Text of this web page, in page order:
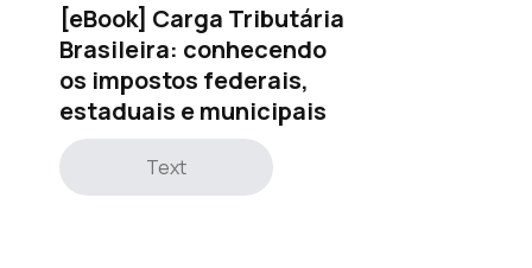
[eBook] Carga Tributária
Brasileira: conhecendo
os impostos federais,
estaduais e municipais
Text